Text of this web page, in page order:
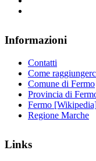
Informazioni
Contatti
Come
Comune di Fermo
Provincia di
Fermo
Regione Marche
Links